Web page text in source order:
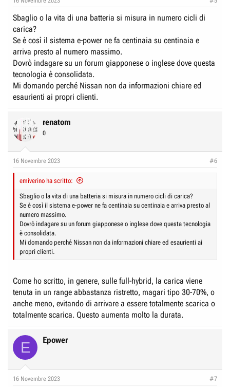
s
Sbaglio o la vita di una batteria si misura in numero cicli di
carica?
Se è così il sistema e-power ne fa centinaia su centinaia e
arriva presto al numero massimo.
Dovrò indagare su un forum giapponese o inglese dove questa
tecnologia è consolidata.
Mi domando perché Nissan non da informazioni chiare ed
esaurienti ai propri clienti.
renatom
0
16 Novembre 2023 #6
emiverino ha scritto:
Sbaglio o la vita di una batteria si misura in numero cicli di carica?
Se è così il sistema e-power ne fa centinaia su centinaia e arriva presto al
numero massimo.
Dovrò indagare su un forum giapponese o inglese dove questa tecnologia
è consolidata.
Mi domando perché Nissan non da informazioni chiare ed esaurienti ai
propri clienti.
Come ho scritto, in genere, sulle full-hybrid, la carica viene
tenuta in un range abbastanza ristretto, magari tipo 30-70%, o
anche meno, evitando di arrivare a essere totalmente scarica o
totalmente scarica. Questo aumenta molto la durata.
E Epower
16 Novembre 2023 #7